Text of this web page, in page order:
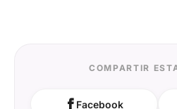
COMPARTIR
Facebook